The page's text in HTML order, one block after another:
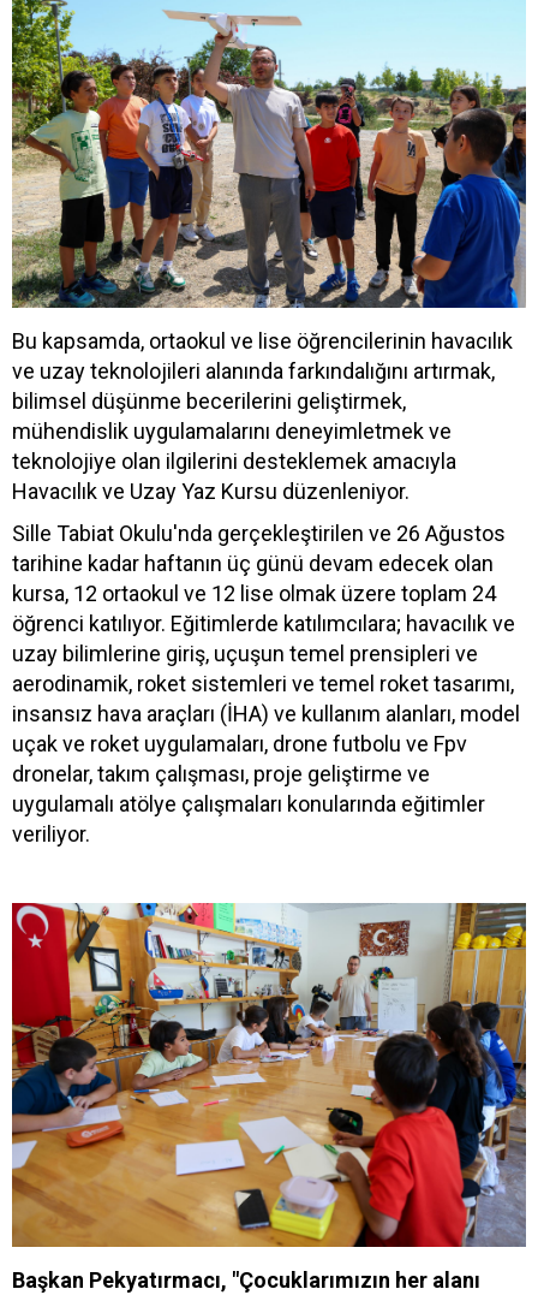
Bu kapsamda, ortaokul ve lise öğrencilerinin havacılık
ve uzay teknolojileri alanında farkındalığını artırmak,
bilimsel düşünme becerilerini geliştirmek,
mühendislik uygulamalarını deneyimletmek ve
teknolojiye olan ilgilerini desteklemek amacıyla
Havacılık ve Uzay Yaz Kursu düzenleniyor.
Sille Tabiat Okulu'nda gerçekleştirilen ve 26 Ağustos
tarihine kadar haftanın üç günü devam edecek olan
kursa, 12 ortaokul ve 12 lise olmak üzere toplam 24
öğrenci katılıyor. Eğitimlerde katılımcılara; havacılık ve
uzay bilimlerine giriş, uçuşun temel prensipleri ve
aerodinamik, roket sistemleri ve temel roket tasarımı,
insansız hava araçları (İHA) ve kullanım alanları, model
uçak ve roket uygulamaları, drone futbolu ve Fpv
dronelar, takım çalışması, proje geliştirme ve
uygulamalı atölye çalışmaları konularında eğitimler
veriliyor.
Başkan Pekyatırmacı, "Çocuklarımızın her alanı